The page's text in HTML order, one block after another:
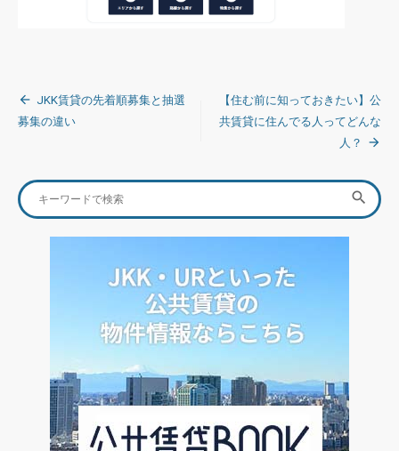
投
稿
ビ
ゲ
JKK賃貸の先着順募集と抽選
募集の違い
【住む前に知っておきたい】公
共賃貸に住んでる人ってどんな
人？
Search
for:
